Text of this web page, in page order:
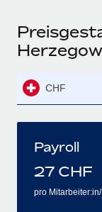
CHF
Payroll
27 CHF
pro